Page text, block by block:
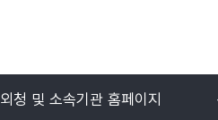
외청 및 소속기관 홈페이지
목록